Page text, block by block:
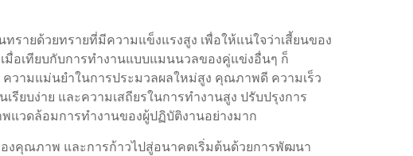
รายด้วยทรายที่มีความแข็งแรงสูง เพื่อให้แน่ใจว่าเสี้ยนของ
เทียบกับการทำงานแบบแมนนวลของคู่แข่งอื่นๆ ก็
วามแม่นยำในการประมวลผลใหม่สูง คุณภาพดี ความเร็ว
ยบง่าย และความเสถียรในการทำงานสูง ปรับปรุงการ
แวดล้อมการทำงานของผู้ปฏิบัติงานอย่างมาก
งคุณภาพ และการก้าวไปสู่อนาคตเริ่มต้นด้วยการพัฒนา